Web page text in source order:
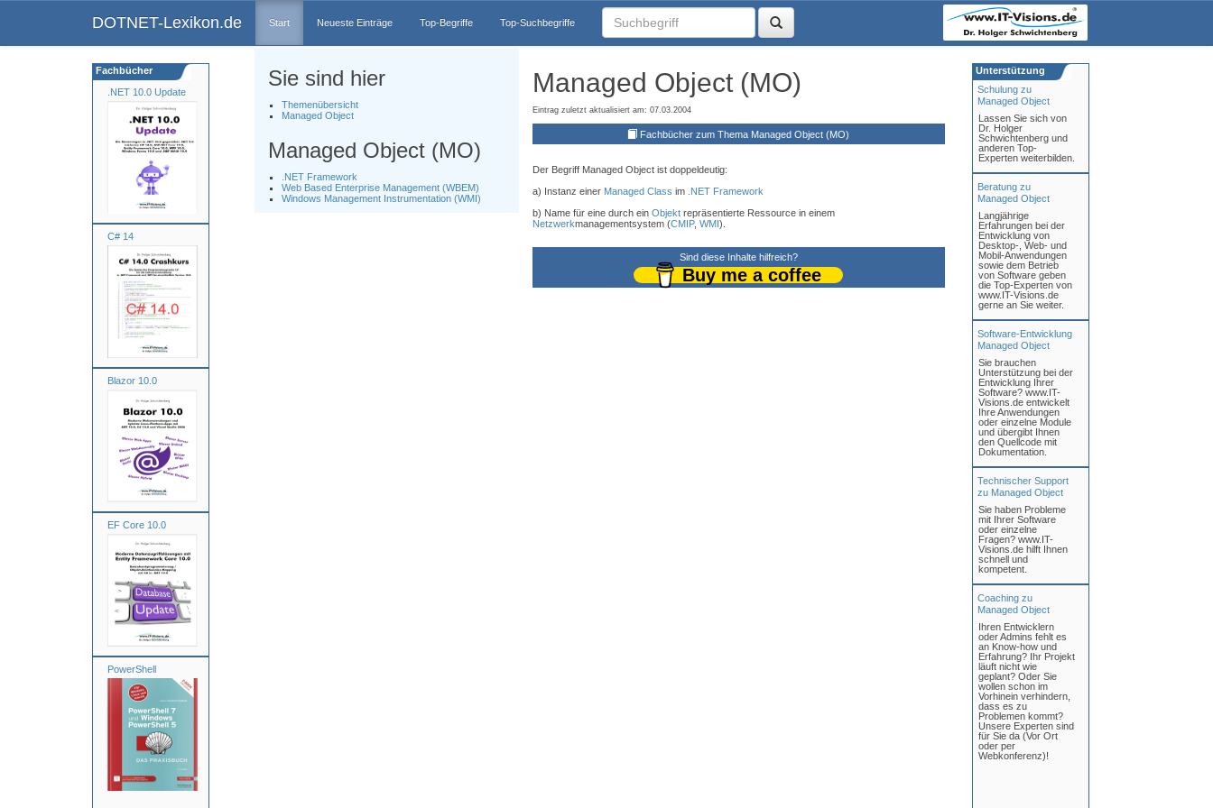
DOTNET-Lexikon.de Start Neueste Einträge Top-Begriffe Top-Suchbegriffe
.NET 10.0 Update
C# 14
Blazor 10.0
EF Core 10.0
PowerShell
Fachbücher Sie sind hier
Themenübersicht
Managed Object
Managed Object (MO)
.NET Framework
Web Based Enterprise Management (WBEM)
Windows Management Instrumentation (WMI)
Managed Object (MO)
Eintrag zuletzt aktualisiert am: 07.03.2004
Fachbücher zum Thema Managed Object (MO)
Der Begriff Managed Object ist doppeldeutig:
a) Instanz einer Managed Class im .NET Framework
b) Name für eine durch ein Objektrepräsentierte Ressource in einem
Netzwerkmanagementsystem (CMIP, WMI).
Sind diese Inhalte hilfreich?
Buy me a coffee
Schulung zu
Managed Object
Lassen Sie sich von
Dr. Holger
Schwichtenberg und
anderen Top-
Experten weiterbilden.
Beratung zu
Managed Object
Langjährige
Erfahrungen bei der
Entwicklung von
Desktop-, Web- und
Mobil-Anwendungen
sowie dem Betrieb
von Software geben
die Top-Experten von
www.IT-Visions.de
gerne an Sie weiter.
Software-Entwicklung
Managed Object
Sie brauchen
Unterstützung bei der
Entwicklung Ihrer
Software? www.IT-
Visions.de entwickelt
Ihre Anwendungen
oder einzelne Module
und übergibt Ihnen
den Quellcode mit
Dokumentation.
Technischer Support
zu Managed Object
Sie haben Probleme
mit Ihrer Software
oder einzelne
Fragen? www.IT-
Visions.de hilft Ihnen
schnell und
kompetent.
Coaching zu
Managed Object
Ihren Entwicklern
oder Admins fehlt es
an Know-how und
Erfahrung? Ihr Projekt
läuft nicht wie
geplant? Oder Sie
wollen schon im
Vorhinein verhindern,
dass es zu
Problemen kommt?
Unsere Experten sind
für Sie da (Vor Ort
oder per
Webkonferenz)!
Unterstützung